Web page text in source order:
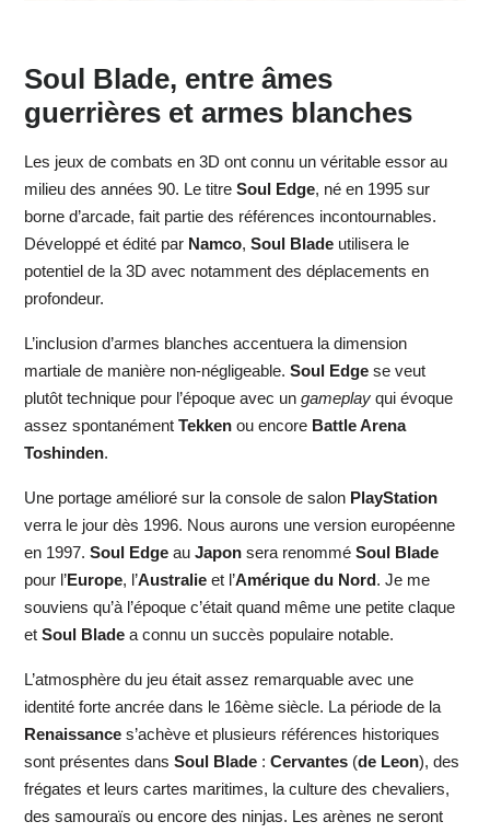
Soul Blade, entre âmes
guerrières et armes blanches
Les jeux de combats en 3D ont connu un véritable essor au
milieu des années 90. Le titre Soul Edge, né en 1995 sur
borne d’arcade, fait partie des références incontournables.
Développé et édité par Namco, Soul Bladeutilisera le
potentiel de la 3D avec notamment des déplacements en
profondeur.
L’inclusion d’armes blanches accentuera la dimension
martiale de manière non-négligeable. Soul Edgese veut
plutôt technique pour l’époque avec un gameplayqui évoque
assez spontanément Tekkenou encore Battle Arena
Toshinden.
Une portage amélioré sur la console de salon PlayStation
verra le jour dès 1996. Nous aurons une version européenne
en 1997. Soul Edgeau Japonsera renommé Soul Blade
pour l’Europe, l’Australieet l’Amérique du Nord. Je me
souviens qu’à l’époque c’était quand même une petite claque
et Soul Bladea connu un succès populaire notable.
L’atmosphère du jeu était assez remarquable avec une
identité forte ancrée dans le 16ème siècle. La période de la
Renaissances’achève et plusieurs références historiques
sont présentes dans Soul Blade: Cervantes (de Leon), des
frégates et leurs cartes maritimes, la culture des chevaliers,
des samouraïs ou encore des ninjas. Les arènes ne seront